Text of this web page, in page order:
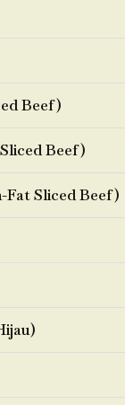
Beef)
Beef)
Fat Sliced Beef)